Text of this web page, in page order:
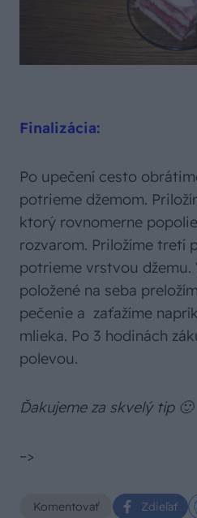
Finalizácia:
Po upečení cesto
potrieme džemom.
ktorý rovnomerne
rozvarom. Priložíme tretí
potrieme vrstvou džemu.
položené na seba
pečenie a zaťažíme
mlieka. Po 3 hodinách
polevou.
Ďakujeme za skvelý tip 🙂
–>
Komentovať Zdieľať